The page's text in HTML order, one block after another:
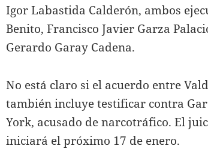
Igor Labastida Calderón, ambos
Benito, Francisco Javier Garza
Gerardo Garay Cadena.
No está claro si el acuerdo entre
también incluye testificar contra
York, acusado de narcotráfico. El
iniciará el próximo 17 de enero.